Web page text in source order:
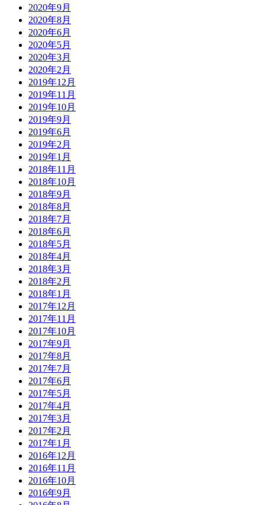
2020年9月
2020年8月
2020年6月
2020年5月
2020年3月
2020年2月
2019年12月
2019年11月
2019年10月
2019年9月
2019年6月
2019年2月
2019年1月
2018年11月
2018年10月
2018年9月
2018年8月
2018年7月
2018年6月
2018年5月
2018年4月
2018年3月
2018年2月
2018年1月
2017年12月
2017年11月
2017年10月
2017年9月
2017年8月
2017年7月
2017年6月
2017年5月
2017年4月
2017年3月
2017年2月
2017年1月
2016年12月
2016年11月
2016年10月
2016年9月